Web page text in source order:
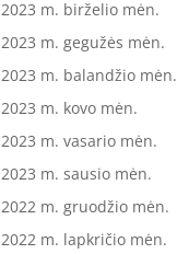
2023 m. birželio mėn.
2023 m. gegužės mėn.
2023 m. balandžio mėn.
2023 m. kovo mėn.
2023 m. vasario mėn.
2023 m. sausio mėn.
2022 m. gruodžio mėn.
2022 m. lapkričio mėn.